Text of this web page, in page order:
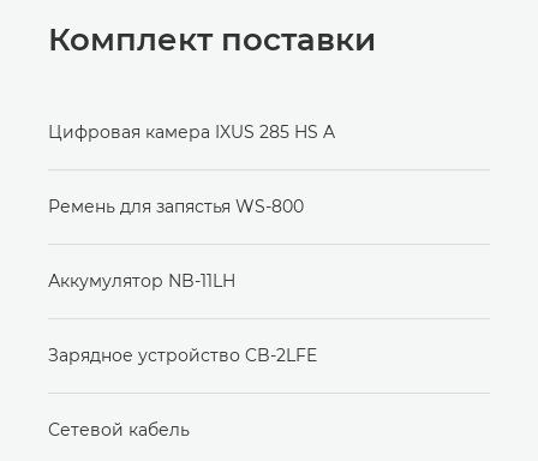
Комплект поставки
Цифровая камера IXUS 285 HS A
Ремень для запястья WS-800
Аккумулятор NB-11LH
Зарядное устройство CB-2LFE
Сетевой кабель